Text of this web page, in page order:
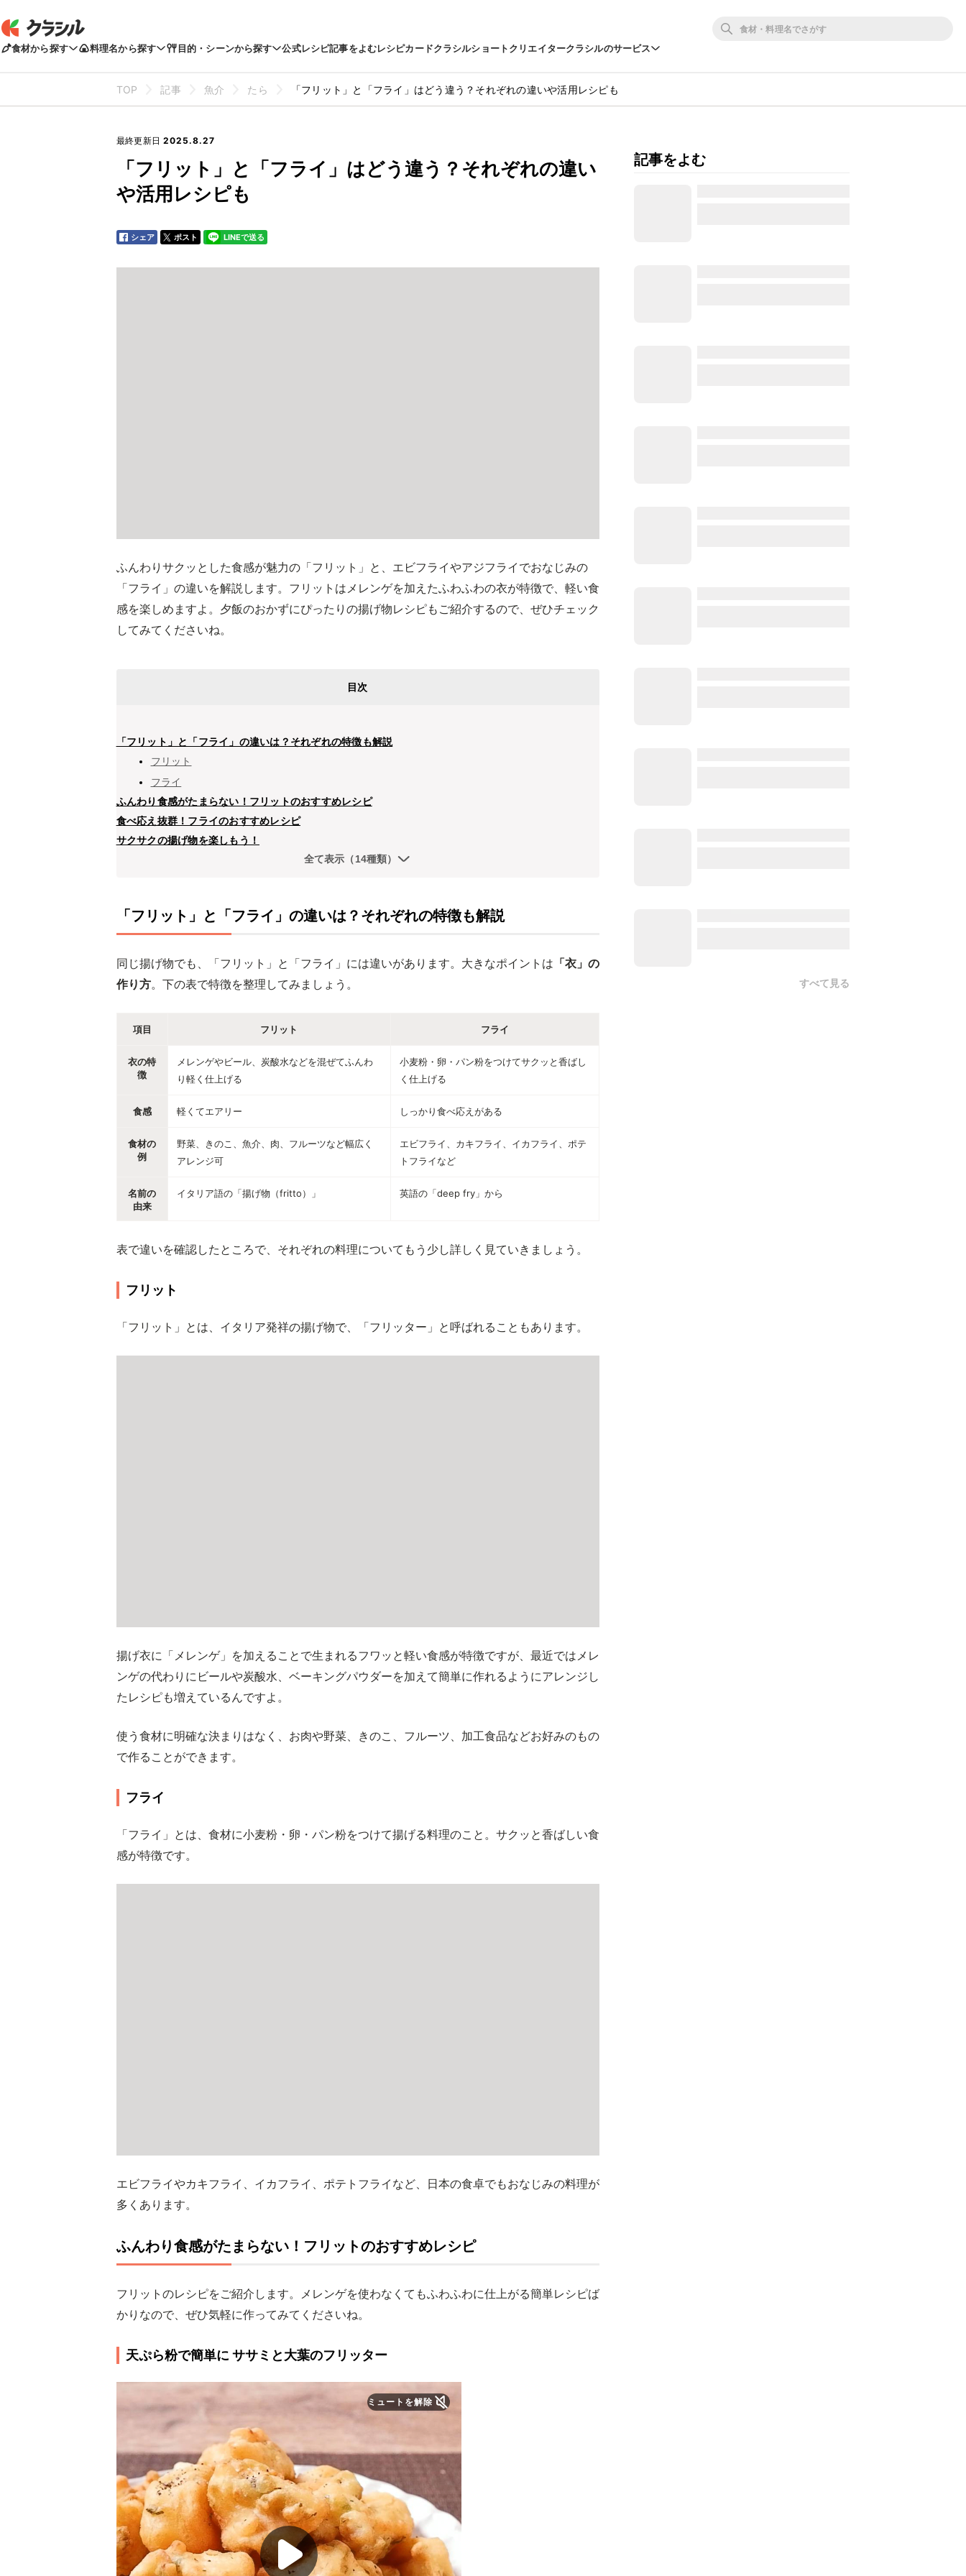
食材から探す 料理名から探す 目的・シーンから探す 公式レシピ記事をよむレシピカードクラシルショートクリエイタークラシルのサービス
TOP 記事 魚介 たら 「フリット」と「フライ」はどう違う？それぞれの違いや活用レシピも
最終更新日 2025.8.27
「フリット」と「フライ」はどう違う？それぞれの違い
や活用レシピも
シェア ポスト LINEで送る
ふんわりサクッとした食感が魅力の「フリット」と、エビフライやアジフライでおなじみの
「フライ」の違いを解説します。フリットはメレンゲを加えたふわふわの衣が特徴で、軽い食
感を楽しめますよ。夕飯のおかずにぴったりの揚げ物レシピもご紹介するので、ぜひチェック
してみてくださいね。
目次
「フリット」と「フライ」の違いは？それぞれの特徴も解説
フリット
フライ
ふんわり食感がたまらない！フリットのおすすめレシピ
食べ応え抜群！フライのおすすめレシピ
サクサクの揚げ物を楽しもう！
全て表示（14種類）
「フリット」と「フライ」の違いは？それぞれの特徴も解説
同じ揚げ物でも、「フリット」と「フライ」には違いがあります。大きなポイントは 「衣」の
作り方。下の表で特徴を整理してみましょう。
項目 フリット フライ
衣の特
徴
メレンゲやビール、炭酸水などを混ぜてふんわ
り軽く仕上げる
小麦粉・卵・パン粉をつけてサクッと香ばし
く仕上げる
食感 軽くてエアリー しっかり食べ応えがある
食材の
例
野菜、きのこ、魚介、肉、フルーツなど幅広く
アレンジ可
エビフライ、カキフライ、イカフライ、ポテ
トフライなど
名前の
由来
イタリア語の「揚げ物（fritto）」 英語の「deep fry」から
表で違いを確認したところで、それぞれの料理についてもう少し詳しく見ていきましょう。
フリット
「フリット」とは、イタリア発祥の揚げ物で、「フリッター」と呼ばれることもあります。
揚げ衣に「メレンゲ」を加えることで生まれるフワッと軽い食感が特徴ですが、最近ではメレ
ンゲの代わりにビールや炭酸水、ベーキングパウダーを加えて簡単に作れるようにアレンジし
たレシピも増えているんですよ。
使う食材に明確な決まりはなく、お肉や野菜、きのこ、フルーツ、加工食品などお好みのもの
で作ることができます。
フライ
「フライ」とは、食材に小麦粉・卵・パン粉をつけて揚げる料理のこと。サクッと香ばしい食
感が特徴です。
エビフライやカキフライ、イカフライ、ポテトフライなど、日本の食卓でもおなじみの料理が
多くあります。
ふんわり食感がたまらない！フリットのおすすめレシピ
フリットのレシピをご紹介します。メレンゲを使わなくてもふわふわに仕上がる簡単レシピば
かりなので、ぜひ気軽に作ってみてくださいね。
天ぷら粉で簡単に ササミと大葉のフリッター
ミュートを解除
記事をよむ
すべて見る